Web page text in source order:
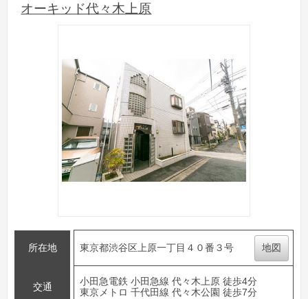
オーキッド代々木上原
所在地 東京都渋谷区上原一丁目４０番３号 地図
交通
小田急電鉄 小田急線 代々木上原 徒歩4分
東京メトロ 千代田線 代々木公園 徒歩7分